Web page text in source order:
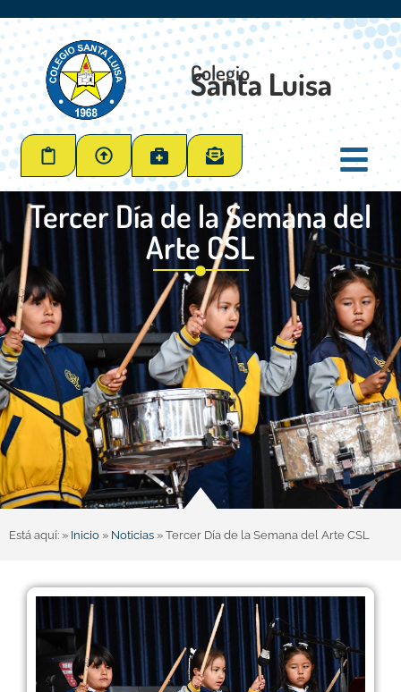
Colegio
Santa Luisa
Tercer Día de la Semana del
Arte CSL
Está aquí: » Inicio » Noticias » Tercer Día de la Semana del Arte CSL